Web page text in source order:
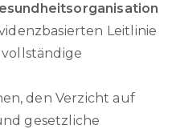
Leitlinie
den Verzicht auf
gesetzliche